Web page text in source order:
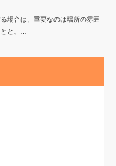
場合は、重要なのは場所の雰囲
と、…